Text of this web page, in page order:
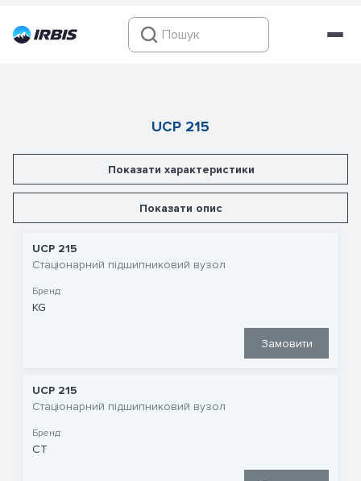
UCP 215
Показати характеристики
Показати опис
UCP 215
Стаціонарний підшипниковий вузол
Бренд:
KG
Замовити
UCP 215
Стаціонарний підшипниковий вузол
Бренд:
CT